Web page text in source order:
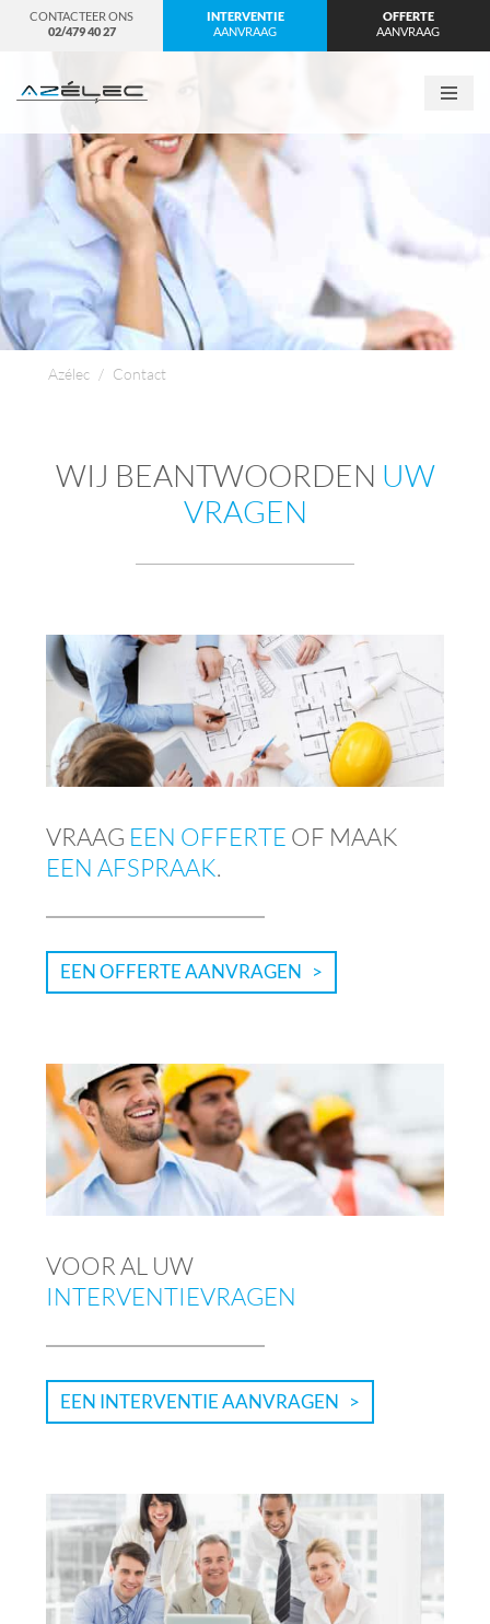
to
CONTACTEER ONS
02/479 40 27
INTERVENTIE
AANVRAAG
OFFERTE
AANVRAAG
Azélec / Contact
WIJ BEANTWOORDEN UW
VRAGEN
VRAAG EEN OFFERTE OF MAAK
EEN AFSPRAAK.
EEN OFFERTE AANVRAGEN
VOOR AL UW
INTERVENTIEVRAGEN
EEN INTERVENTIE AANVRAGEN